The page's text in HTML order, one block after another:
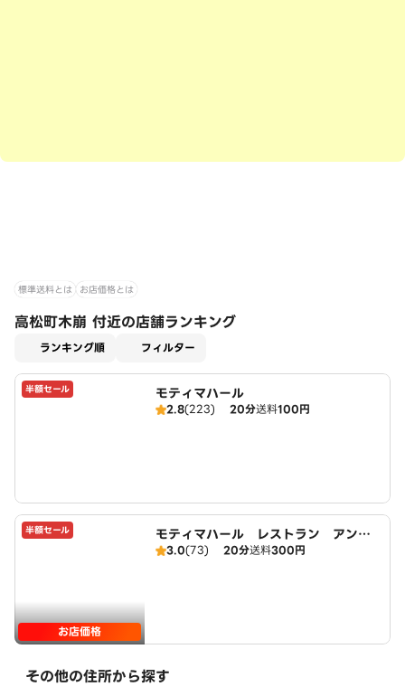
標準送料とは お店価格とは
高松町木崩 付近の店舗ランキング
ランキング順 フィルター
半額セール モティマハール
2.8(223) 20分送料100円
半額セール
お店価格
モティマハール レストラン アンド
バー
3.0(73) 20分送料300円
その他の住所から探す